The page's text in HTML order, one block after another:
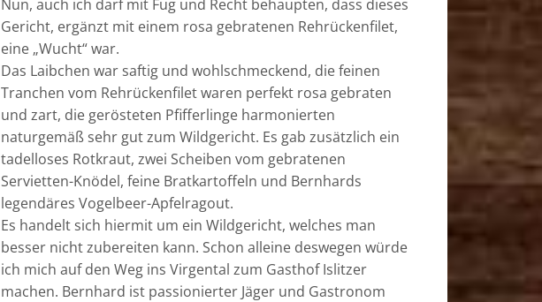
Nun, auch ich darf mit Fug und Recht behaupten, dass dieses
Gericht, ergänzt mit einem rosa gebratenen Rehrückenfilet,
eine „Wucht“ war.
Das Laibchen war saftig und wohlschmeckend, die feinen
Tranchen vom Rehrückenfilet waren perfekt rosa gebraten
und zart, die gerösteten Pfifferlinge harmonierten
naturgemäß sehr gut zum Wildgericht. Es gab zusätzlich ein
tadelloses Rotkraut, zwei Scheiben vom gebratenen
Servietten-Knödel, feine Bratkartoffeln und Bernhards
legendäres Vogelbeer-Apfelragout.
Es handelt sich hiermit um ein Wildgericht, welches man
besser nicht zubereiten kann. Schon alleine deswegen würde
ich mich auf den Weg ins Virgental zum Gasthof Islitzer
machen. Bernhard ist passionierter Jäger und Gastronom